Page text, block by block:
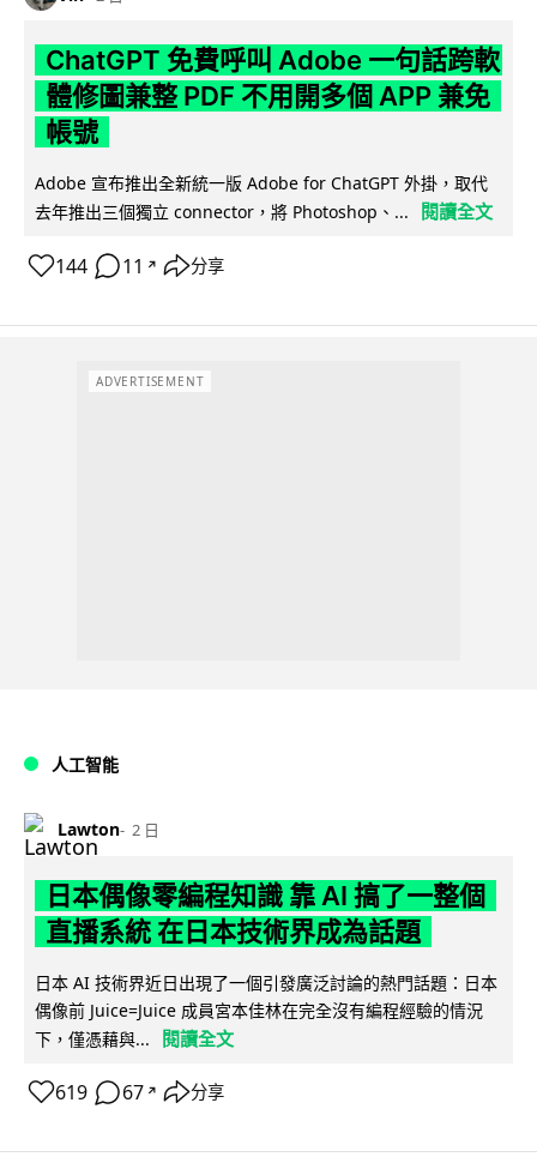
ChatGPT 免費呼叫 Adobe 一句話跨軟
體修圖兼整 PDF 不用開多個 APP 兼免
帳號
Adobe 宣布推出全新統一版 Adobe for ChatGPT 外掛，取代
去年推出三個獨立 connector，將 Photoshop、...
閱讀全文
144 11 ↗ 分享
ADVERTISEMENT
人工智能
Lawton 2 日
日本偶像零編程知識 靠 AI 搞了一整個
直播系統 在日本技術界成為話題
日本 AI 技術界近日出現了一個引發廣泛討論的熱門話題：日本
偶像前 Juice=Juice 成員宮本佳林在完全沒有編程經驗的情況
下，僅憑藉與...
閱讀全文
619 67 ↗ 分享